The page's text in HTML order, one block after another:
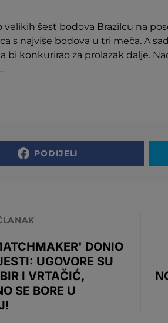
velikih šest bodova Brazilcu na
s najviše bodova u tri meča. A
bi konkurirao za prolazak dalje.
PODIJELI
DONIO
UGOVORE SU
I VRTAČIĆ,
SE BORE U